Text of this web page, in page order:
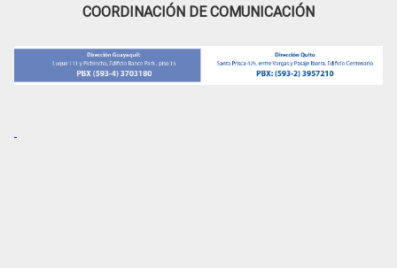
COORDINACIÓN DE COMUNICACIÓN